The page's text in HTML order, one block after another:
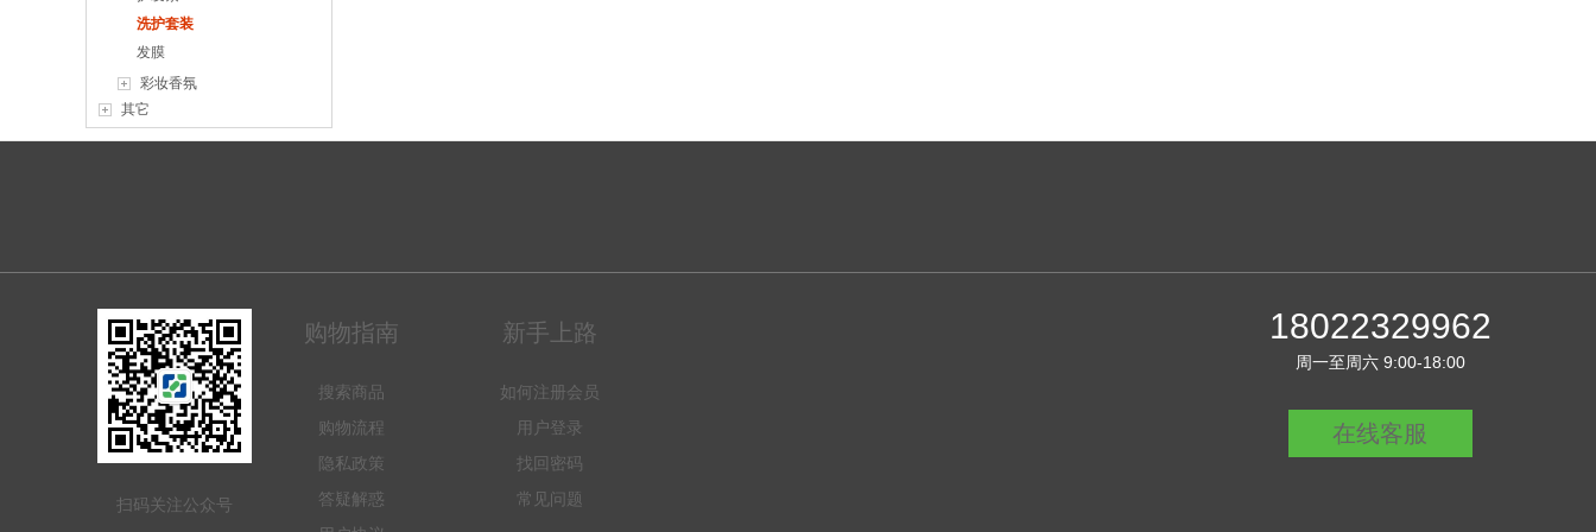
洗护套装
发膜
彩妆香氛
其它
扫码关注公众号
购物指南
搜索商品
购物流程
隐私政策
答疑解惑
新手上路
如何注册会员
用户登录
找回密码
常见问题
18022329962
周一至周六 9:00-18:00
在线客服